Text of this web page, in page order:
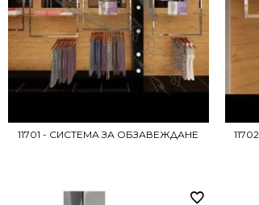
11701 - СИСТЕМА ЗА ОБЗАВЕЖДАНЕ